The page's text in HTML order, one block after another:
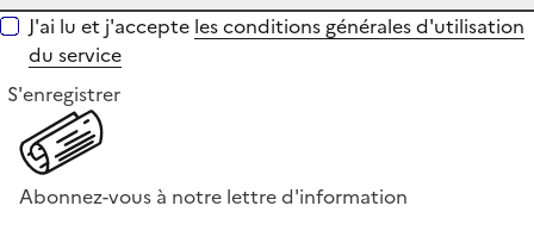
J'ai lu et j'accepte les conditions générales d'utilisation
du service
S'enregistrer
Abonnez-vous à notre lettre d'information